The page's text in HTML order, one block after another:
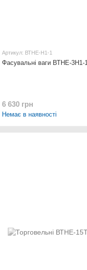
Артикул: ВТНЕ-Н1-1
Фасувальні ваги ВТНЕ-3Н1-1
6 630 грн
Немає в наявності